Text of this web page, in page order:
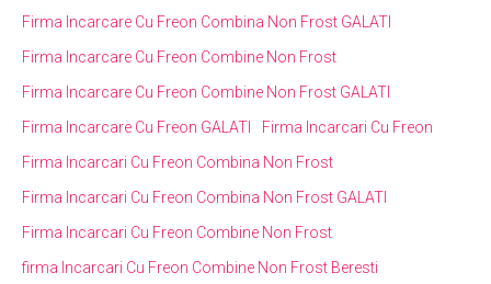
Firma Incarcare Cu Freon Combina Non Frost GALATI
Firma Incarcare Cu Freon Combine Non Frost
Firma Incarcare Cu Freon Combine Non Frost GALATI
Firma Incarcare Cu Freon GALATI
Firma Incarcari Cu Freon
Firma Incarcari Cu Freon Combina Non Frost
Firma Incarcari Cu Freon Combina Non Frost GALATI
Firma Incarcari Cu Freon Combine Non Frost
firma Incarcari Cu Freon Combine Non Frost Beresti